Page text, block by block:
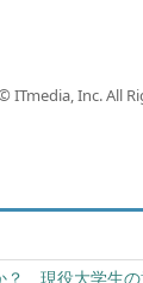
ITmedia, Inc. All
？ 現役大学生の